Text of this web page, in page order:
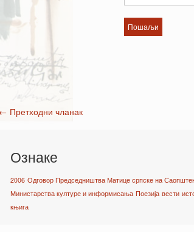
Post navigation
← Претходни чланак
Ознаке
2006 Одговор Председништва Матице српске на
Министарства културе и информисања Поезија вести
књига